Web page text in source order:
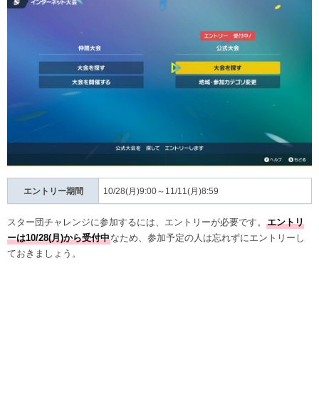
エントリー期間 10/28(月)9:00～11/11(月)8:59
スター団チャレンジに参加するには、エントリーが必要です。 エントリ
ーは10/28(月)から受付中なため、参加予定の人は忘れずにエントリーし
ておきましょう。